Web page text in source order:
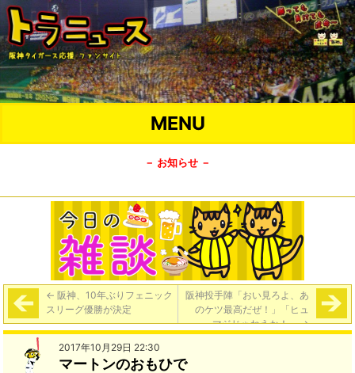
MENU
－ お知らせ －
← 阪神、10年ぶりフェニック
スリーグ優勝が決定
阪神投手陣「おい見ろよ、あ
のケツ最高だぜ！」「ヒュ
～、マジじゃねえか！」→
2017年10月29日 22:30
マートンのおもひで